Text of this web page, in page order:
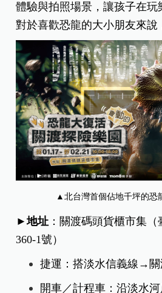
體驗與拍照場景，讓孩子在玩
對於喜歡恐龍的大小朋友來說
▲北台灣首個佔地千坪的恐
►地址 ：關渡碼頭貨櫃市集（
360-1號）
捷運：搭淡水信義線→
開車／計程車：沿淡水